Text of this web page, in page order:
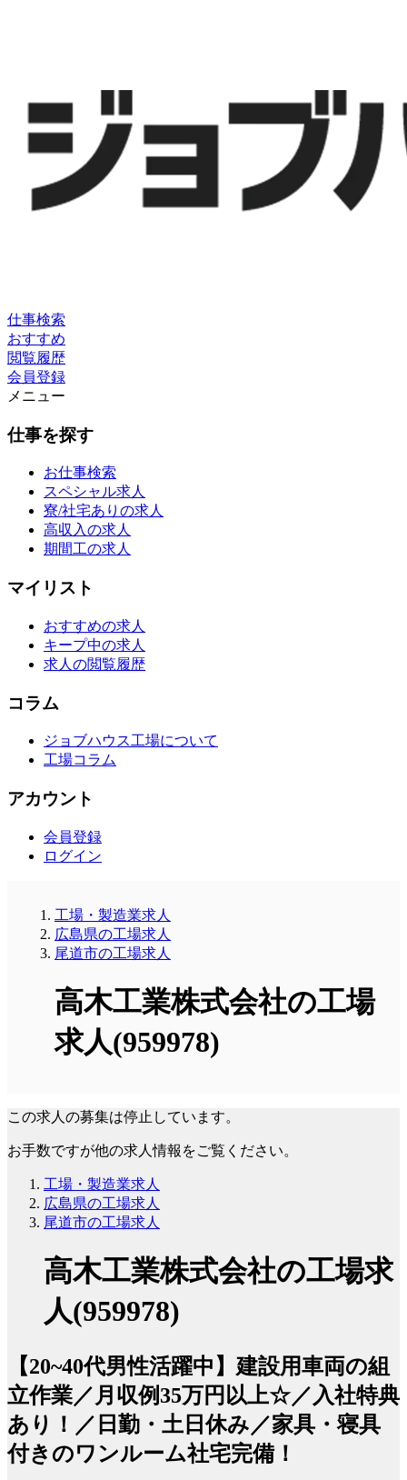
仕事検索
おすすめ
閲覧履歴
会員登録
メニュー
仕事を探す
お仕事検索
スペシャル求人
寮/社宅ありの求人
高収入の求人
期間工の求人
マイリスト
おすすめの求人
キープ中の求人
求人の閲覧履歴
コラム
ジョブハウス工場について
工場コラム
アカウント
会員登録
ログイン
工場・製造業求人
広島県の工場求人
尾道市の工場求人
高木工業株式会社の工場
求人(959978)
この求人の募集は停止しています。
お手数ですが他の求人情報をご覧ください。
工場・製造業求人
広島県の工場求人
尾道市の工場求人
高木工業株式会社の工場求
人(959978)
【20~40代男性活躍中】建設用車両の組
立作業／月収例35万円以上☆／入社特典
あり！／日勤・土日休み／家具・寝具
付きのワンルーム社宅完備！